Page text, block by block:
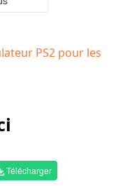
PS2 pour les
Télécharger